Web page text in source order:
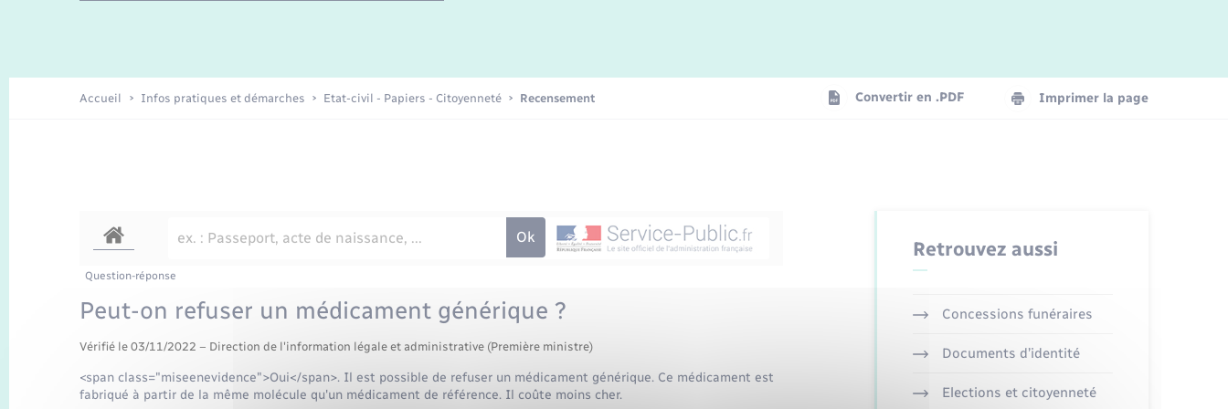
Enfants – Jeunes
Accueil Infos pratiques et démarches Etat-civil - Papiers - Citoyenneté Recensement Convertir en .PDF Imprimer la page
Question-réponse
Peut-on refuser un médicament générique ?
Vérifié le 03/11/2022 – Direction de l'information légale et administrative (Première ministre)
<span class="miseenevidence">Oui</span>. Il est possible de refuser un médicament générique. Ce médicament est
fabriqué à partir de la même molécule qu'un médicament de référence. Il coûte moins cher.
Retrouvez aussi
Concessions funéraires
Documents d’identité
Elections et citoyenneté